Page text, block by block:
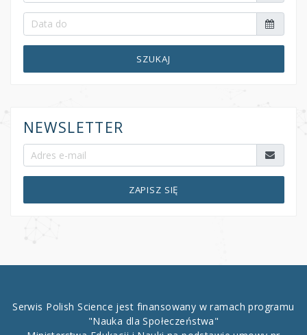
SZUKAJ
NEWSLETTER
ZAPISZ SIĘ
Serwis Polish Science jest finansowany w ramach programu
"Nauka dla Społeczeństwa"